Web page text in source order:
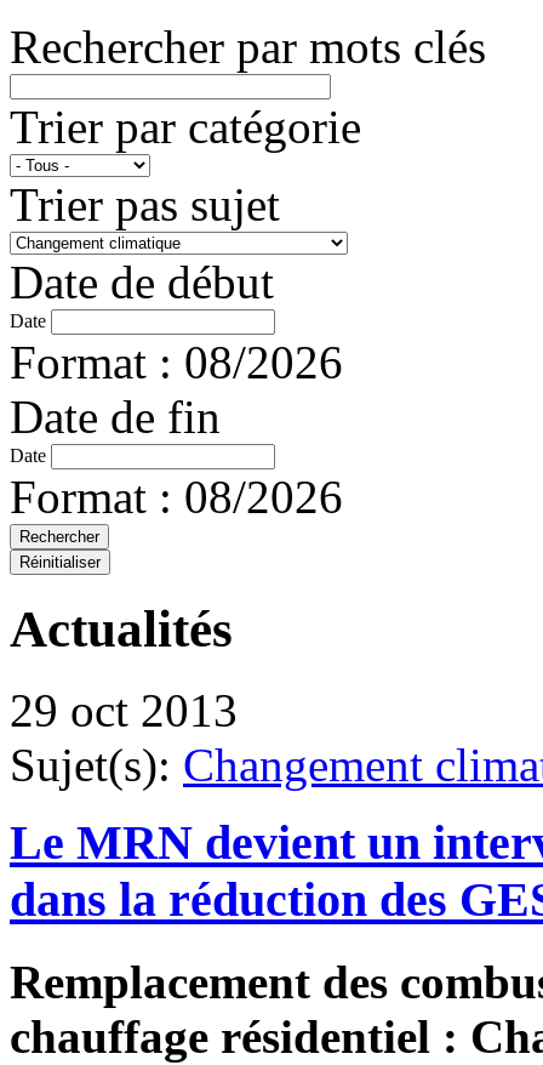
Rechercher par mots clés
Trier par catégorie
Trier pas sujet
Date de début
Date
Format : 08/2026
Date de fin
Date
Format : 08/2026
Actualités
29 oct 2013
Sujet(s): Changement
Le MRN devient un
dans la réduction des
Remplacement des
chauffage résidentiel :